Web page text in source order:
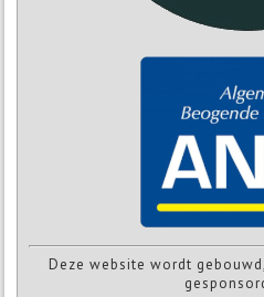
Deze website wordt